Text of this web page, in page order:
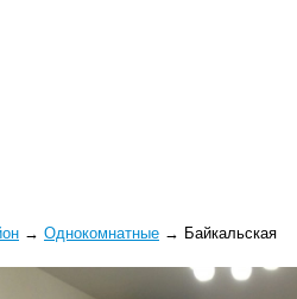
→ Однокомнатные → Байкальская